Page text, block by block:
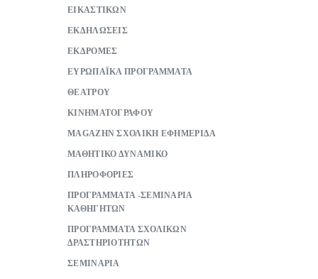
ΕΙΚΑΣΤΙΚΩΝ
ΕΚΔΗΛΩΣΕΙΣ
ΕΚΔΡΟΜΕΣ
ΕΥΡΩΠΑΪΚΑ ΠΡΟΓΡΑΜΜΑΤΑ
ΘΕΑΤΡΟΥ
ΚΙΝΗΜΑΤΟΓΡΑΦΟΥ
ΜAGAZHN ΣΧΟΛΙΚΗ ΕΦΗΜΕΡΙΔΑ
ΜΑΘΗΤΙΚΟ ΔΥΝΑΜΙΚΟ
ΠΛΗΡΟΦΟΡΙΕΣ
ΠΡΟΓΡΑΜΜΑΤΑ -ΣΕΜΙΝΑΡΙΑ
ΚΑΘΗΓΗΤΩΝ
ΠΡΟΓΡΑΜΜΑΤΑ ΣΧΟΛΙΚΩΝ
ΔΡΑΣΤΗΡΙΟΤΗΤΩΝ
ΣΕΜΙΝΑΡΙΑ